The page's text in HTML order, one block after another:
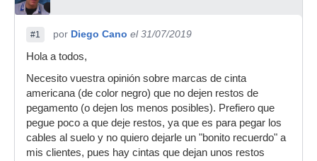
#1 por Diego Cano el 31/07/2019
Hola a todos,
Necesito vuestra opinión sobre marcas de cinta
americana (de color negro) que no dejen restos de
pegamento (o dejen los menos posibles). Prefiero que
pegue poco a que deje restos, ya que es para pegar los
cables al suelo y no quiero dejarle un "bonito recuerdo" a
mis clientes, pues hay cintas que dejan unos restos